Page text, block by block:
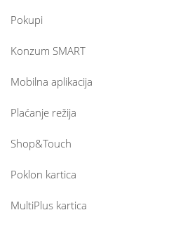
Pokupi
Konzum SMART
Mobilna aplikacija
Plaćanje režija
Shop&Touch
Poklon kartica
MultiPlus kartica